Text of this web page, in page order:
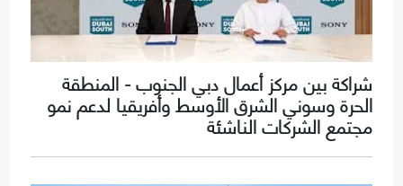
شراكة بين مركز أعمال دبي الجنوب - المنطقة
الحرة وسوني الشرق الأوسط وأفريقيا لدعم نمو
مجتمع الشركات الناشئة